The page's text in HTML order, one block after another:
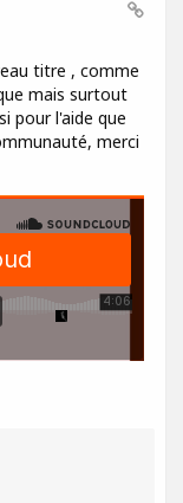
titre , comme
mais surtout
pour l'aide que
merci